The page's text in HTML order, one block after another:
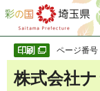
彩の国 埼玉県
ページ番
株式会社